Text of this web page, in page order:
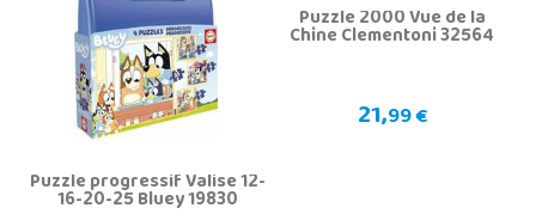
Puzzle progressif Valise 12-
16-20-25 Bluey 19830
Puzzle 2000 Vue de la
Chine Clementoni 32564
21,99 €